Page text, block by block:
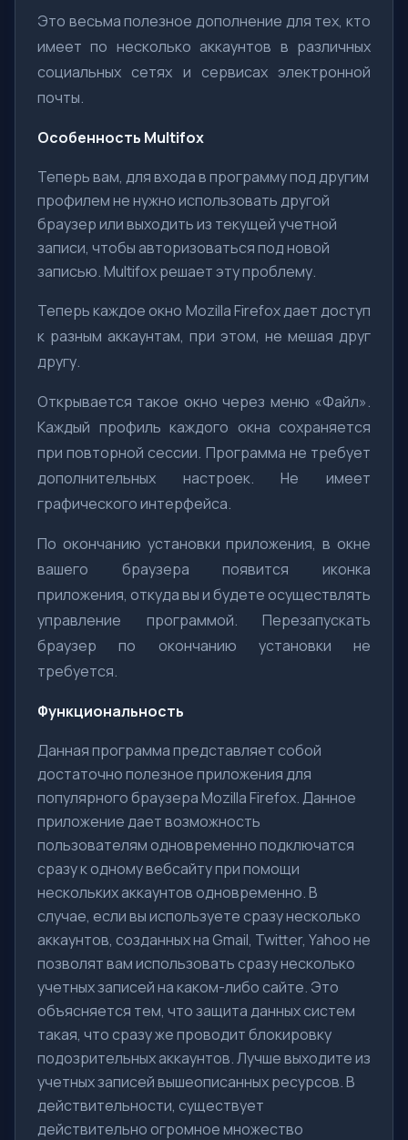
Это весьма полезное дополнение для тех, кто
имеет по несколько аккаунтов в различных
социальных сетях и сервисах электронной
почты.
Особенность Multifox
Теперь вам, для входа в программу под другим
профилем не нужно использовать другой
браузер или выходить из текущей учетной
записи, чтобы авторизоваться под новой
записью. Multifox решает эту проблему.
Теперь каждое окно Mozilla Firefox дает доступ
к разным аккаунтам, при этом, не мешая друг
другу.
Открывается такое окно через меню «Файл».
Каждый профиль каждого окна сохраняется
при повторной сессии. Программа не требует
дополнительных настроек. Не имеет
графического интерфейса.
По окончанию установки приложения, в окне
вашего браузера появится иконка
приложения, откуда вы и будете осуществлять
управление программой. Перезапускать
браузер по окончанию установки не
требуется.
Функциональность
Данная программа представляет собой
достаточно полезное приложения для
популярного браузера Mozilla Firefox. Данное
приложение дает возможность
пользователям одновременно подключатся
сразу к одному вебсайту при помощи
нескольких аккаунтов одновременно. В
случае, если вы используете сразу несколько
аккаунтов, созданных на Gmail, Twitter, Yahoo не
позволят вам использовать сразу несколько
учетных записей на каком-либо сайте. Это
объясняется тем, что защита данных систем
такая, что сразу же проводит блокировку
подозрительных аккаунтов. Лучше выходите из
учетных записей вышеописанных ресурсов. В
действительности, существует
действительно огромное множество